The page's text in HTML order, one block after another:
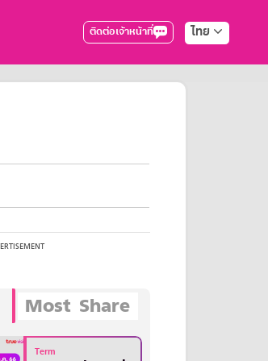
ติดต่อเจ้าหน้าที่ ไทย
Most Share
Term